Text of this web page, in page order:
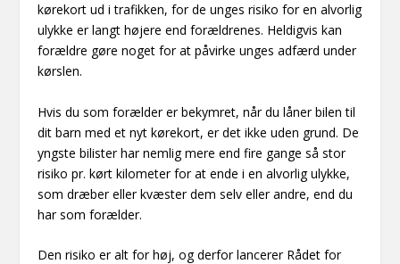
kørekort ud i trafikken, for de unges risiko for en alvorlig
ulykke er langt højere end forældrenes. Heldigvis kan
forældre gøre noget for at påvirke unges adfærd under
kørslen.
Hvis du som forælder er bekymret, når du låner bilen til
dit barn med et nyt kørekort, er det ikke uden grund. De
yngste bilister har nemlig mere end fire gange så stor
risiko pr. kørt kilometer for at ende i en alvorlig ulykke,
som dræber eller kvæster dem selv eller andre, end du
har som forælder.
Den risiko er alt for høj, og derfor lancerer Rådet for